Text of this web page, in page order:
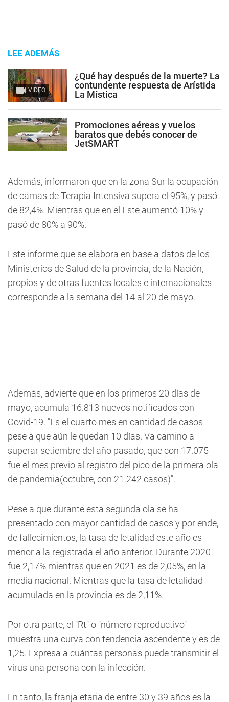
LEE ADEMÁS
VIDEO
¿Qué hay después de la muerte? La
contundente respuesta de Arístida
La Mística
Promociones aéreas y vuelos
baratos que debés conocer de
JetSMART
Además, informaron que en la zona Sur la ocupación
de camas de Terapia Intensiva supera el 95%, y pasó
de 82,4%. Mientras que en el Este aumentó 10% y
pasó de 80% a 90%.
Este informe que se elabora en base a datos de los
Ministerios de Salud de la provincia, de la Nación,
propios y de otras fuentes locales e internacionales
corresponde a la semana del 14 al 20 de mayo.
Además, advierte que en los primeros 20 días de
mayo, acumula 16.813 nuevos notificados con
Covid-19. "Es el cuarto mes en cantidad de casos
pese a que aún le quedan 10 días. Va camino a
superar setiembre del año pasado, que con 17.075
fue el mes previo al registro del pico de la primera ola
de pandemia(octubre, con 21.242 casos)".
Pese a que durante esta segunda ola se ha
presentado con mayor cantidad de casos y por ende,
de fallecimientos, la tasa de letalidad este año es
menor a la registrada el año anterior. Durante 2020
fue 2,17% mientras que en 2021 es de 2,05%, en la
media nacional. Mientras que la tasa de letalidad
acumulada en la provincia es de 2,11%.
Por otra parte, el "Rt" o "número reproductivo"
muestra una curva con tendencia ascendente y es de
1,25. Expresa a cuántas personas puede transmitir el
virus una persona con la infección.
En tanto, la franja etaria de entre 30 y 39 años es la